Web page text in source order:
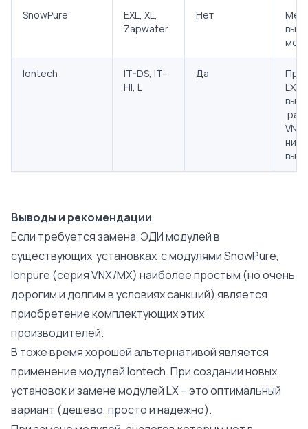
SnowPure
EXL, XL,
Zapwater
Нет
Iontech
IT-DS, IT-
HI, L
Да
LX
Выводы и рекомендации
Если требуется замена ЭДИ модулей в
существующих установках с модулями SnowPure,
Ionpure (серия VNX/MX) наиболее простым (но очень
дорогим и долгим в условиях санкций) является
приобретение комплектующих этих
производителей.
В тоже время хорошей альтернативой является
применение модулей Iontech. При создании новых
установок и замене модулей LX – это оптимальный
вариант (дешево, просто и надежно).